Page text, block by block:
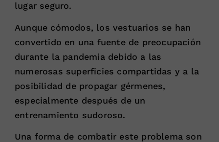
lugar seguro.
Aunque cómodos, los vestuarios se han
convertido en una fuente de preocupación
durante la pandemia debido a las
numerosas superficies compartidas y a la
posibilidad de propagar gérmenes,
especialmente después de un
entrenamiento sudoroso.
Una forma de combatir este problema son